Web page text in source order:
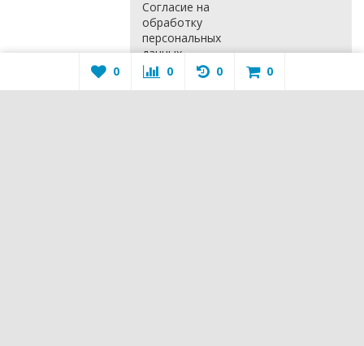
Согласие на
обработку
персональных
данных
Расширенная
гарантия
0 0 0 0